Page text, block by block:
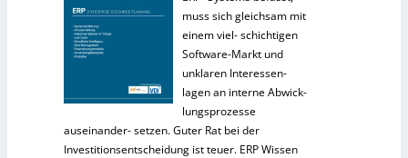
muss sich gleichsam mit
einem viel- schichtigen
Software-Markt und
unklaren Interessen-
lagen an interne Abwick-
lungsprozesse
auseinander- setzen. Guter Rat bei der
Investitionsentscheidung ist teuer. ERP Wissen